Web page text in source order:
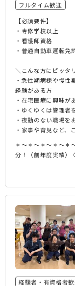
フルタイム歓迎
【必須要件】
・専修学校以上
・看護師資格
・普通自動車運転免
＼こんな方にピッタ
・急性期病棟や慢
経験がある方
・在宅医療に興味が
・ゆくゆくは管理者
・夜勤のない職場を
・家事や育児など、
＊～＊～＊～＊～＊
分！（前年度実績）
経験者・有資格者